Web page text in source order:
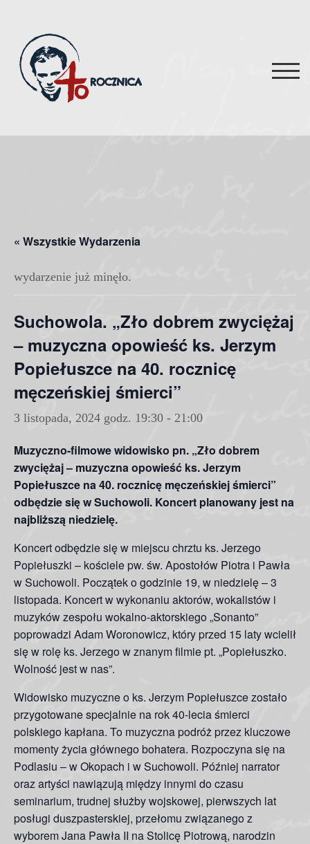
content
« Wszystkie Wydarzenia
wydarzenie już minęło.
Suchowola. „Zło dobrem zwyciężaj
– muzyczna opowieść ks. Jerzym
Popiełuszce na 40. rocznicę
męczeńskiej śmierci”
3 listopada, 2024 godz. 19:30 - 21:00
Muzyczno-filmowe widowisko pn. „Zło dobrem
zwyciężaj – muzyczna opowieść ks. Jerzym
Popiełuszce na 40. rocznicę męczeńskiej śmierci”
odbędzie się w Suchowoli. Koncert planowany jest na
najbliższą niedzielę.
Koncert odbędzie się w miejscu chrztu ks. Jerzego
Popiełuszki – kościele pw. św. Apostołów Piotra i Pawła
w Suchowoli. Początek o godzinie 19, w niedzielę – 3
listopada. Koncert w wykonaniu aktorów, wokalistów i
muzyków zespołu wokalno-aktorskiego „Sonanto”
poprowadzi Adam Woronowicz, który przed 15 laty wcielił
się w rolę ks. Jerzego w znanym filmie pt. „Popiełuszko.
Wolność jest w nas”.
Widowisko muzyczne o ks. Jerzym Popiełuszce zostało
przygotowane specjalnie na rok 40-lecia śmierci
polskiego kapłana. To muzyczna podróż przez kluczowe
momenty życia głównego bohatera. Rozpoczyna się na
Podlasiu – w Okopach i w Suchowoli. Później narrator
oraz artyści nawiązują między innymi do czasu
seminarium, trudnej służby wojskowej, pierwszych lat
posługi duszpasterskiej, przełomu związanego z
wyborem Jana Pawła II na Stolicę Piotrową, narodzin